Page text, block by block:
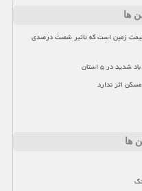
ها
قیمت زمین است که تاثیر شصت درصدی
در ۵ استان
اثر ندارد
ها